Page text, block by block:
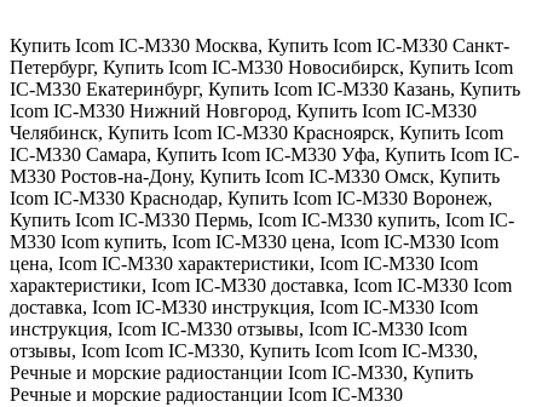
Купить Icom IC-M330 Москва, Купить Icom IC-M330 Санкт-
Петербург, Купить Icom IC-M330 Новосибирск, Купить Icom
IC-M330 Екатеринбург, Купить Icom IC-M330 Казань, Купить
Icom IC-M330 Нижний Новгород, Купить Icom IC-M330
Челябинск, Купить Icom IC-M330 Красноярск, Купить Icom
IC-M330 Самара, Купить Icom IC-M330 Уфа, Купить Icom IC-
M330 Ростов-на-Дону, Купить Icom IC-M330 Омск, Купить
Icom IC-M330 Краснодар, Купить Icom IC-M330 Воронеж,
Купить Icom IC-M330 Пермь, Icom IC-M330 купить, Icom IC-
M330 Icom купить, Icom IC-M330 цена, Icom IC-M330 Icom
цена, Icom IC-M330 характеристики, Icom IC-M330 Icom
характеристики, Icom IC-M330 доставка, Icom IC-M330 Icom
доставка, Icom IC-M330 инструкция, Icom IC-M330 Icom
инструкция, Icom IC-M330 отзывы, Icom IC-M330 Icom
отзывы, Icom Icom IC-M330, Купить Icom Icom IC-M330,
Речные и морские радиостанции Icom IC-M330, Купить
Речные и морские радиостанции Icom IC-M330